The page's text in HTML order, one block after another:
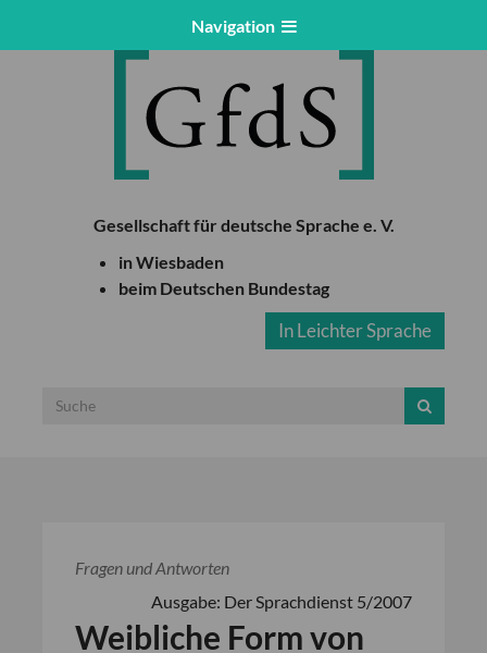
Navigation
Gesellschaft für deutsche Sprache e. V.
in Wiesbaden
beim Deutschen Bundestag
In Leichter Sprache
Fragen und Antworten
Ausgabe: Der Sprachdienst 5/2007
Weibliche Form von